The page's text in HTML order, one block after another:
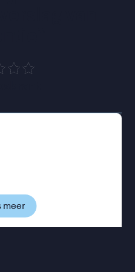
woont alleen in zijn
elkaar. Zijn dochter
maar merkt
band tussen hen
meer